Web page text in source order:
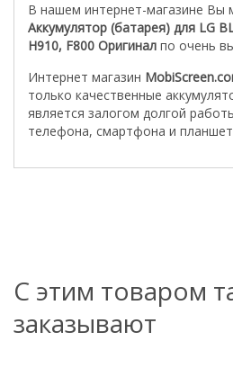
В нашем интернет-магазине Вы
Аккумулятор (батарея) для LG
H910, F800 Оригинал по очень
Интернет магазин
только качественные
является залогом долгой
телефона, смартфона и
С этим товаром
заказывают